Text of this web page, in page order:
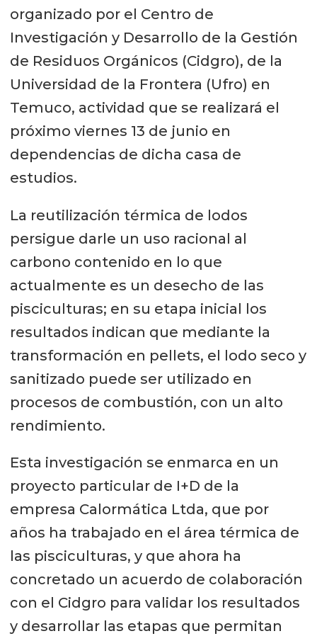
organizado por el Centro de
Investigación y Desarrollo de la Gestión
de Residuos Orgánicos (Cidgro), de la
Universidad de la Frontera (Ufro) en
Temuco, actividad que se realizará el
próximo viernes 13 de junio en
dependencias de dicha casa de
estudios.
La reutilización térmica de lodos
persigue darle un uso racional al
carbono contenido en lo que
actualmente es un desecho de las
pisciculturas; en su etapa inicial los
resultados indican que mediante la
transformación en pellets, el lodo seco y
sanitizado puede ser utilizado en
procesos de combustión, con un alto
rendimiento.
Esta investigación se enmarca en un
proyecto particular de I+D de la
empresa Calormática Ltda, que por
años ha trabajado en el área térmica de
las pisciculturas, y que ahora ha
concretado un acuerdo de colaboración
con el Cidgro para validar los resultados
y desarrollar las etapas que permitan